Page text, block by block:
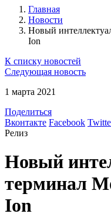
Главная
Новости
Новый
Ion
К списку новостей
Следующая новость
1 марта 2021
Поделиться
Вконтакте Facebook
Релиз
Новый
терминал
Ion